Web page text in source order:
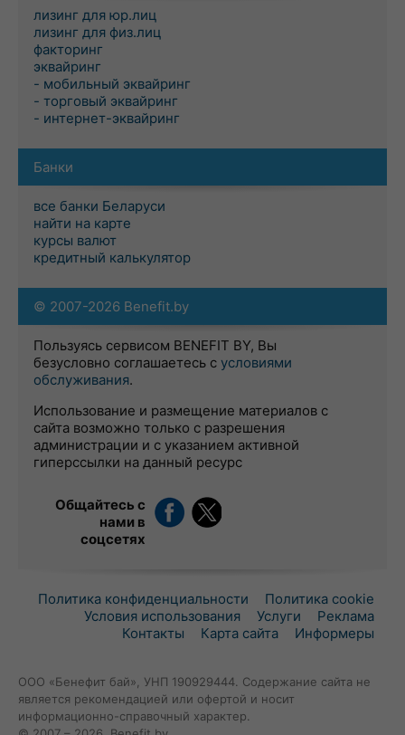
лизинг для юр.лиц
лизинг для физ.лиц
факторинг
эквайринг
- мобильный эквайринг
- торговый эквайринг
- интернет-эквайринг
Банки
все банки Беларуси
найти на карте
курсы валют
кредитный калькулятор
© 2007-2026 Benefit.by
Пользуясь сервисом BENEFIT BY, Вы
безусловно соглашаетесь с условиями
обслуживания.
Использование и размещение материалов с
сайта возможно только с разрешения
администрации и с указанием активной
гиперссылки на данный ресурс
Общайтесь с
нами в
соцсетях
Политика конфиденциальности
Политика cookie
Условия использования
Услуги
Реклама
Контакты
Карта сайта Информеры
ООО «Бенефит бай», УНП 190929444. Содержание сайта не
является рекомендацией или офертой и носит
информационно-справочный характер.